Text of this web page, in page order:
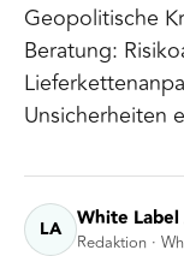
Geopolitische
Beratung:
Unsicherheiten
LA White
Redaktion ·